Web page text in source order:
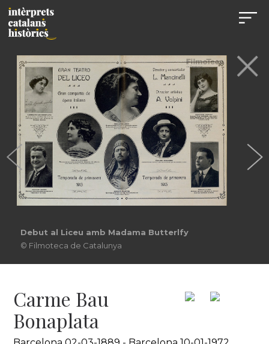
Debut al Liceu amb Madama Butterlfy
© Filmoteca de Catalunya
Carme Bau
Bonaplata